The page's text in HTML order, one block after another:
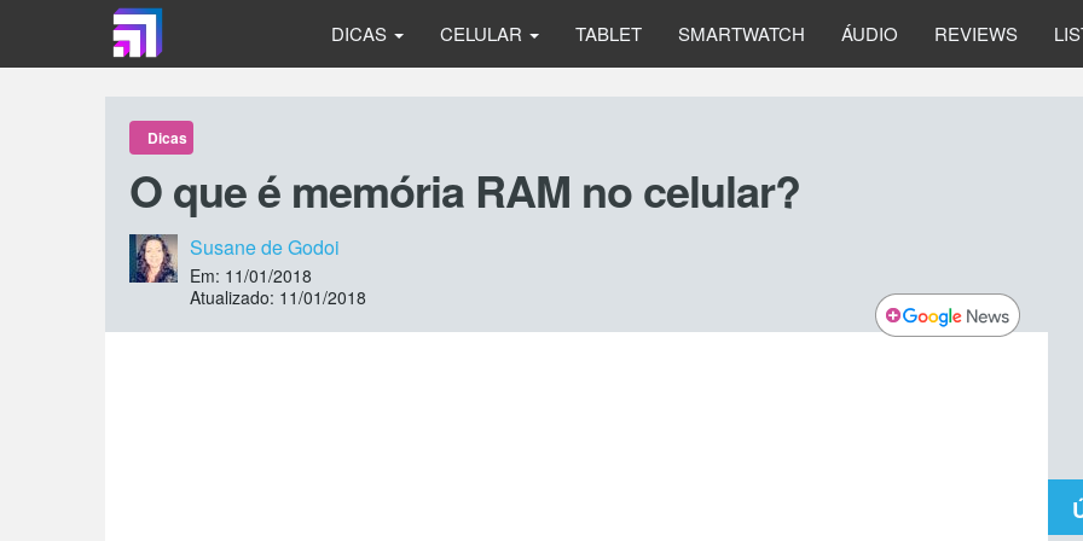
DICAS CELULAR TABLET SMARTWATCH ÁUDIO REVIEWS
Dicas
O que é memória RAM no celular?
Susane de Godoi
Em: 11/01/2018
Atualizado: 11/01/2018